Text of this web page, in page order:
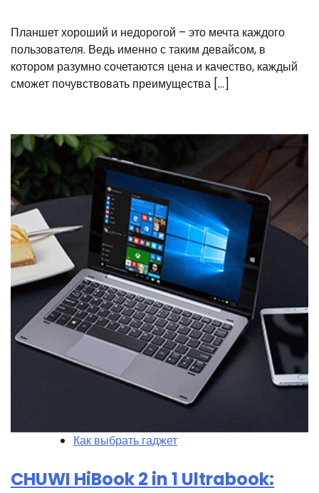
Планшет хороший и недорогой – это мечта каждого
пользователя. Ведь именно с таким девайсом, в
котором разумно сочетаются цена и качество, каждый
сможет почувствовать преимущества […]
Как выбрать гаджет
CHUWI HiBook 2 in 1 Ultrabook: